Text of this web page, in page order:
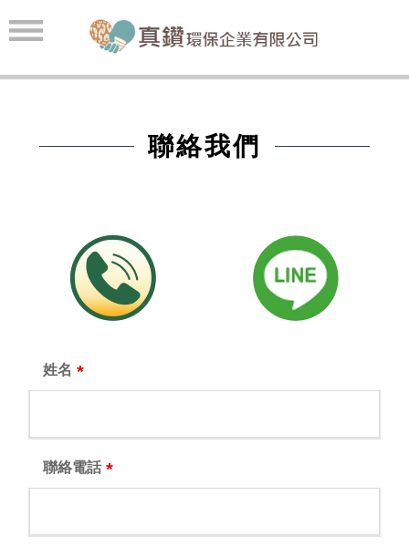
聯絡我們
姓名 *
聯絡電話 *